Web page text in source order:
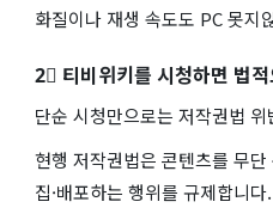
화질이나 재생 속도도 PC 못지
2⃣ 티비위키를 시청하면 법
단순 시청만으로는 저작권법
현행 저작권법은 콘텐츠를 무
집·배포하는 행위를 규제합니다.